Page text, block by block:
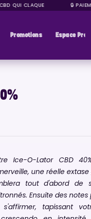
QUI CLAQUE 🔒
Promotions Espace Pros
Ice-O-Lator CBD
une réelle
tout d'abord de
Ensuite des notes
s'affirmer, tapissant